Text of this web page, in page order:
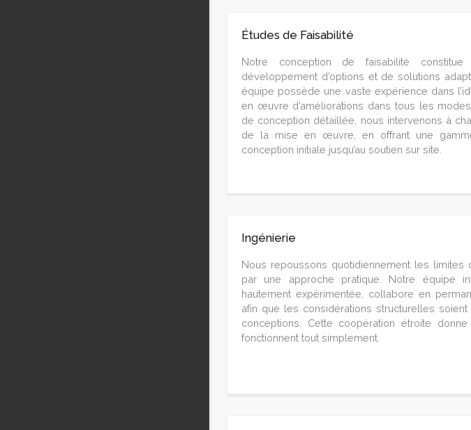
Études de Faisabilité
Notre conception de faisabilité
développement d’options et de solutions
équipe possède une vaste expérience dans
en œuvre d’améliorations dans tous les
de conception détaillée, nous intervenons à
de la mise en œuvre, en offrant une
conception initiale jusqu’au soutien sur site.
Ingénierie
Nous repoussons quotidiennement les limites
par une approche pratique. Notre équipe
hautement expérimentée, collabore en
afin que les considérations structurelles
conceptions. Cette coopération étroite
fonctionnent tout simplement.